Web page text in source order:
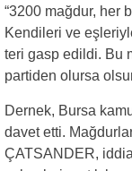
“3200 mağdur, her
Kendileri ve
teri gasp edildi. Bu
partiden olursa
Dernek, Bursa
davet etti.
ÇATSANDER,